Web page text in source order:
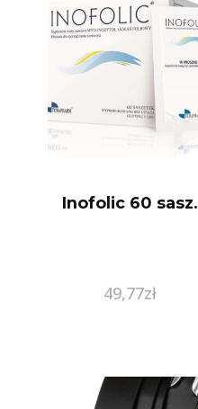
Inofolic 60 sasz.
49,77zł